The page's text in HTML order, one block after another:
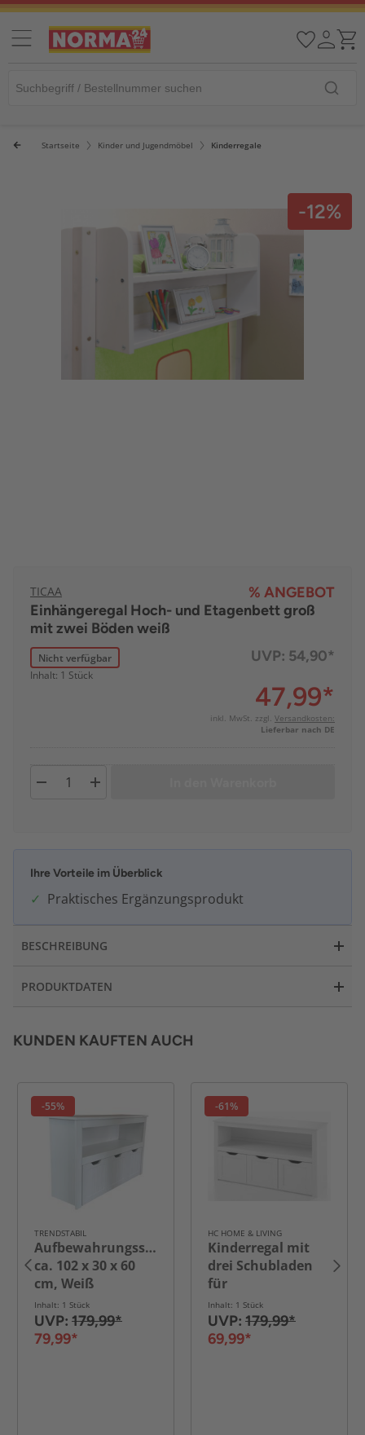
Startseite Kinder und Jugendmöbel Kinderregale
-12%
TICAA
% ANGEBOT
Einhängeregal Hoch- und Etagenbett groß
mit zwei Böden weiß
Nicht verfügbar
Inhalt: 1 Stück
UVP: 54,90*
47,99*
inkl. MwSt. zzgl. Versandkosten:
Lieferbar nach DE
Ihre Vorteile im Überblick
Praktisches Ergänzungsprodukt
BESCHREIBUNG
PRODUKTDATEN
KUNDEN KAUFTEN AUCH
-55%
TRENDSTABIL
Aufbewahrungsschrank,
ca. 102 x 30 x 60
cm, Weiß
Inhalt: 1 Stück
UVP: 179,99*
79,99*
-61%
HC HOME & LIVING
Kinderregal mit
drei Schubladen
für
ca. 102 x 30 x 60
cm - Weiß
Inhalt: 1 Stück
UVP: 179,99*
69,99*